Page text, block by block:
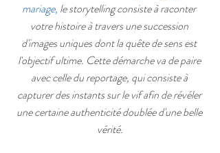
mariage, le storytelling consiste à raconter
votre histoire à travers une succession
d'images uniques dont la quête de sens est
l'objectif ultime. Cette démarche va de paire
avec celle du reportage, qui consiste à
capturer des instants sur le vif afin de révéler
une certaine authenticité doublée d'une belle
vérité.